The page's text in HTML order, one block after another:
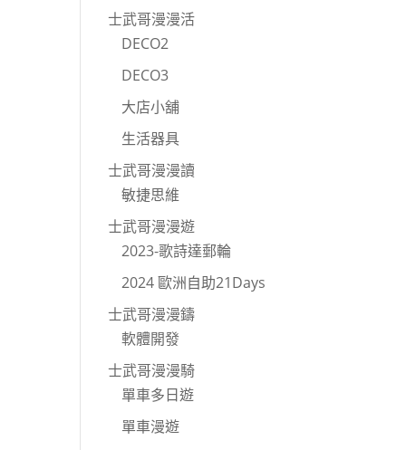
士武哥漫漫活
DECO2
DECO3
大店小舖
生活器具
士武哥漫漫讀
敏捷思維
士武哥漫漫遊
2023-歌詩達郵輪
2024 歐洲自助21Days
士武哥漫漫鑄
軟體開發
士武哥漫漫騎
單車多日遊
單車漫遊